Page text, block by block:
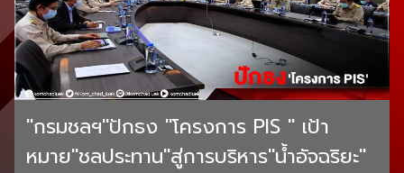
"กรมชลฯ"ปักธง "โครงการ PIS " เป้า
หมาย"ชลประทาน"สู่การบริหาร"น้ำอัจฉริยะ"